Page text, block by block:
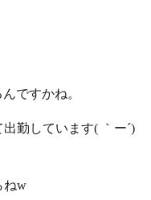
ですかね。
勤しています( ｀ー´)
ねw